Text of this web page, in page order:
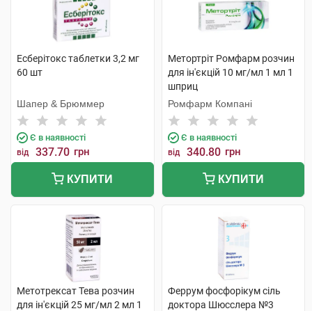
Есберітокс таблетки 3,2 мг
60 шт
Шапер & Брюммер
Є в наявності
від 337.70 грн
КУПИТИ
Метортріт Ромфарм розчин
для ін'єкцій 10 мг/мл 1 мл 1
шприц
Ромфарм Компані
Є в наявності
від 340.80 грн
КУПИТИ
Метотрексат Тева розчин
для ін'єкцій 25 мг/мл 2 мл 1
Феррум фосфорiкум сіль
доктора Шюсслера №3